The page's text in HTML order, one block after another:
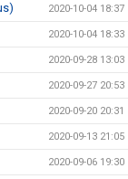
2020-10-04 18:37
2020-10-04 18:33
2020-09-28 13:03
2020-09-27 20:53
2020-09-20 20:31
2020-09-13 21:05
2020-09-06 19:30